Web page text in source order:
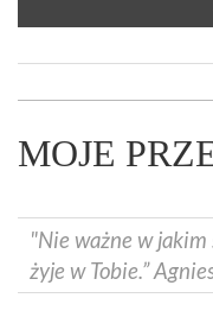
MOJE
"Nie ważne w jakim
żyje w Tobie.”